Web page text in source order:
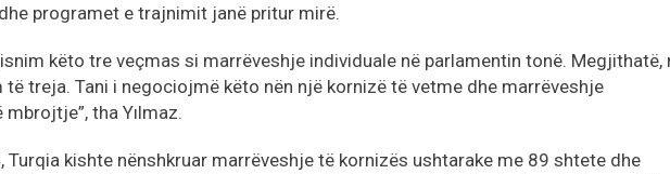
programet e trajnimit janë pritur mirë.
këto tre veçmas si marrëveshje individuale në parlamentin tonë. Megjithatë,
të treja. Tani i negociojmë këto nën një kornizë të vetme dhe marrëveshje
tha Yılmaz.
Turqia kishte nënshkruar marrëveshje të kornizës ushtarake me 89 shtete dhe